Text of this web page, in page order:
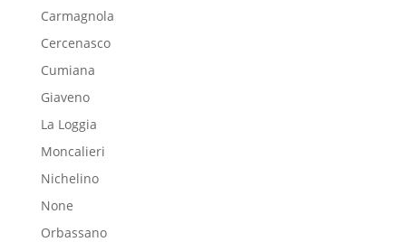
Carmagnola
Cercenasco
Cumiana
Giaveno
La Loggia
Moncalieri
Nichelino
None
Orbassano